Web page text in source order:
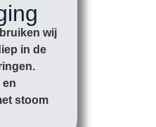
wij
in de
en
stoom